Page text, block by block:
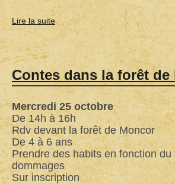
Lire la suitede
Escape
game
+
jeux
(COMPLET)
Contes dans la forêt de
Mercredi 25 octobre
De 14h à 16h
Rdv devant la forêt de Moncor
De 4 à 6 ans
Prendre des habits en fonction
dommages
Sur inscription